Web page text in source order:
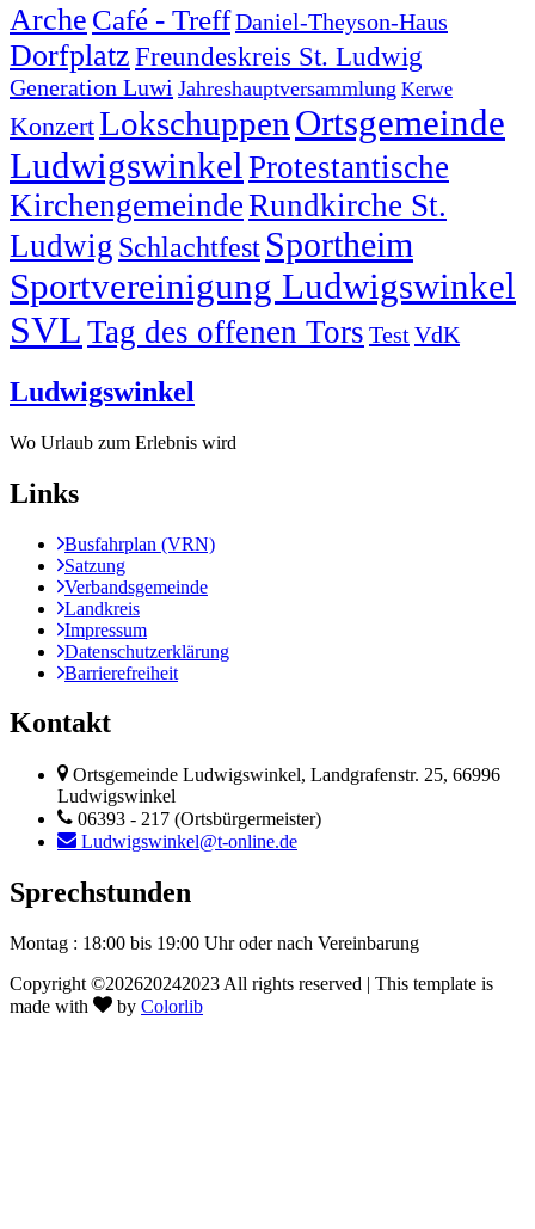
Arche Café - TreffDaniel-Theyson-Haus
Dorfplatz Freundeskreis St. Ludwig
Generation Luwi Jahreshauptversammlung Kerwe
KonzertLokschuppen Ortsgemeinde
Ludwigswinkel Protestantische
KirchengemeindeRundkirche St.
Ludwig Schlachtfest Sportheim
Sportvereinigung Ludwigswinkel
SVL Tag des offenen Tors TestVdK
Ludwigswinkel
Wo Urlaub zum Erlebnis wird
Links
Busfahrplan (VRN)
Satzung
Verbandsgemeinde
Landkreis
Impressum
Datenschutzerklärung
Barrierefreiheit
Kontakt
Ortsgemeinde Ludwigswinkel, Landgrafenstr. 25, 66996
Ludwigswinkel
06393 - 217 (Ortsbürgermeister)
Ludwigswinkel@t-online.de
Sprechstunden
Montag : 18:00 bis 19:00 Uhr oder nach Vereinbarung
Copyright ©202620242023 All rights reserved | This template is
made with
by Colorlib